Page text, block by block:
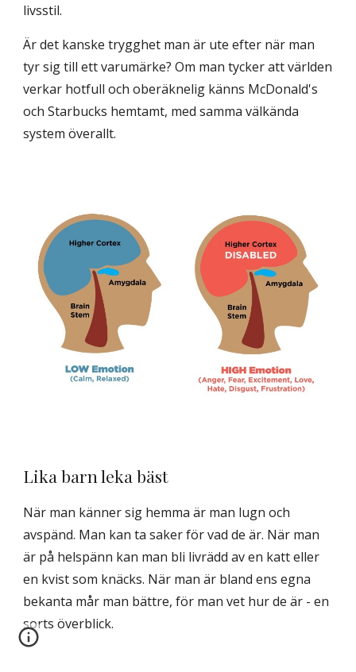
livsstil.
Är det kanske trygghet man är ute efter när man
tyr sig till ett varumärke? Om man tycker att världen
verkar hotfull och oberäknelig känns McDonald's
och Starbucks hemtamt, med samma välkända
system överallt.
Lika barn leka bäst
När man känner sig hemma är man lugn och
avspänd. Man kan ta saker för vad de är. När man
är på helspänn kan man bli livrädd av en katt eller
en kvist som knäcks. När man är bland ens egna
bekanta mår man bättre, för man vet hur de är - en
sorts överblick.